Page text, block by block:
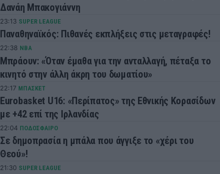
Δανάη Μπακογιάννη
23:13 SUPER LEAGUE
Παναθηναϊκός: Πιθανές εκπλήξεις στις μεταγραφές!
22:38 NBA
Μπράουν: «Όταν έμαθα για την ανταλλαγή, πέταξα το
κινητό στην άλλη άκρη του δωματίου»
22:17 ΜΠΑΣΚΕΤ
Eurobasket U16: «Περίπατος» της Εθνικής Κορασίδων
με +42 επί της Ιρλανδίας
22:04 ΠΟΔΟΣΦΑΙΡΟ
Σε δημοπρασία η μπάλα που άγγιξε το «χέρι του
Θεού»!
21:30 SUPER LEAGUE